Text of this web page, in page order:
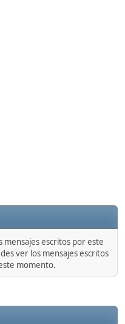
mensajes escritos por este
ver los mensajes escritos
momento.